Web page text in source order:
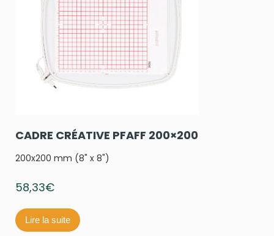
CADRE CRÉATIVE PFAFF 200×200
200x200 mm (8" x 8")
58,33€
Lire la suite